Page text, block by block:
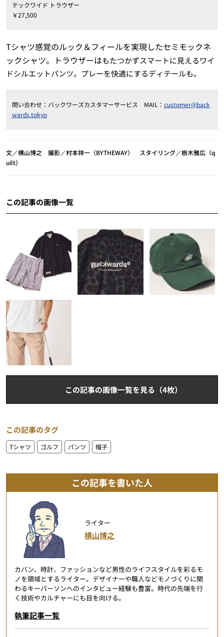
テックワイド トラウザー
￥27,500
Tシャツ感覚のルック＆フィールを実現したセミモックネ
ックシャツ。トラウザーはもたつかずスマートに見えるワイ
ドシルエットパンツ。プレーを快適にするディテールも。
問い合わせ：バックワーズカスタマーサービス MAIL： customer@back
wards.tokyo
文／横山博之 撮影／村本祥一（BYTHEWAY） スタイリング／栃木雅広（q
uilt）
この記事の画像一覧
この記事の画像一覧を見る（4枚）
この記事のタグ
Tシャツ ゴルフ パンツ 帽子
この記事を書いた人
ライター
横山博之
カバン、時計、ファッションなど男性のライフスタイルを彩るモ
ノを領域とするライター。デザイナーや職人などモノづくりに関
わるキーパーソンへのインタビュー経験も豊富。時代の先端を行
く技術やカルチャーにも目を向ける。
執筆記事一覧